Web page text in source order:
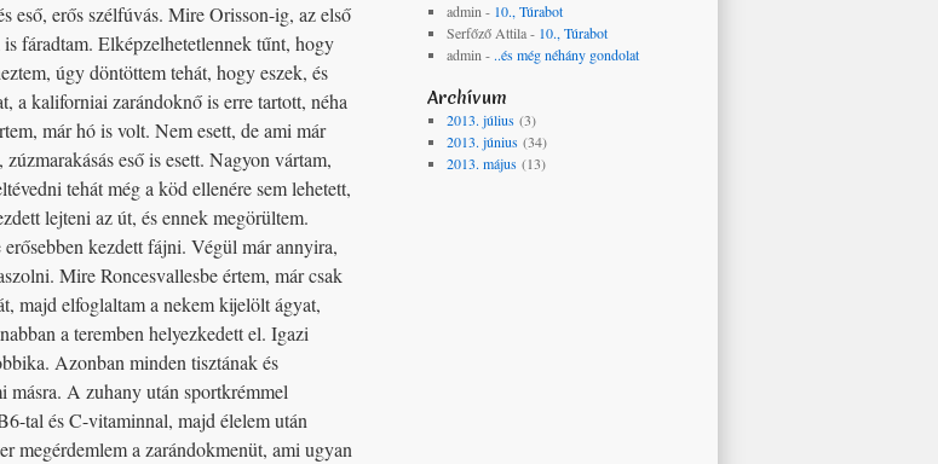
eső, erős szélfúvás. Mire Orisson-ig, az első
fáradtam. Elképzelhetetlennek tűnt, hogy
úgy döntöttem tehát, hogy eszek, és
a kaliforniai zarándoknő is erre tartott, néha
már hó is volt. Nem esett, de ami már
eső is esett. Nagyon vártam,
tehát még a köd ellenére sem lehetett,
lejteni az út, és ennek megörültem.
kezdett fájni. Végül már annyira,
Mire Roncesvallesbe értem, már csak
majd elfoglaltam a nekem kijelölt ágyat,
a teremben helyezkedett el. Igazi
Azonban minden tisztának és
A zuhany után sportkrémmel
tal és C-vitaminnal, majd élelem után
megérdemlem a zarándokmenüt, ami ugyan
admin - 10., Túrabot
Serfőző Attila- 10., Túrabot
admin - ..és még néhány gondolat
Archívum
2013. július(3)
2013. június(34)
2013. május(13)